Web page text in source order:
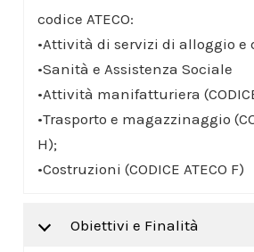
codice ATECO:
•Attività di servizi di alloggio e
•Sanità e Assistenza Sociale
•Attività manifatturiera (CODICE
•Trasporto e magazzinaggio
H);
•Costruzioni (CODICE ATECO F)
Obiettivi e Finalità